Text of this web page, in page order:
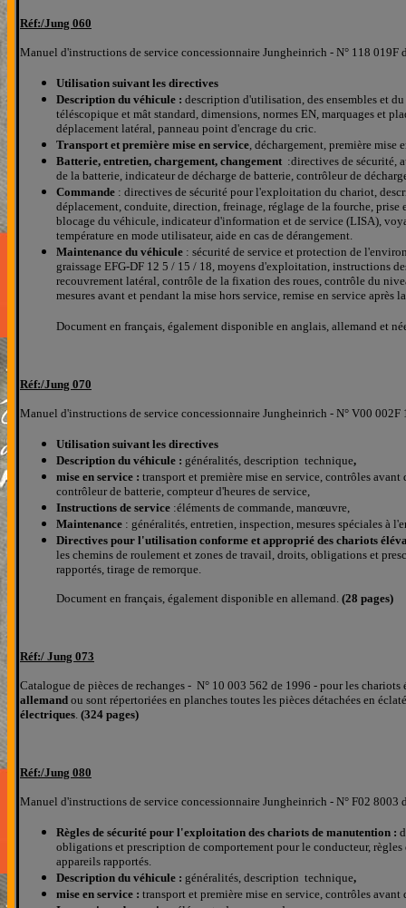
Réf:/Jung 060
Manuel d'instructions de service concessionnaire Jungheinrich - N° 118 019F
Utilisation suivant les directives
Description du véhicule : description d'utilisation, des ensembles et
téléscopique et mât standard, dimensions, normes EN, marquages et
déplacement latéral, panneau point d'encrage du cric.
Transport et première mise en service, déchargement, première mise
Batterie, entretien, chargement, changement :directives de sécurité,
de la batterie, indicateur de décharge de batterie, contrôleur de
Commande : directives de sécurité pour l'exploitation du chariot,
déplacement, conduite, direction, freinage, réglage de la fourche,
blocage du véhicule, indicateur d'information et de service (LISA),
température en mode utilisateur, aide en cas de dérangement.
Maintenance du véhicule : sécurité de service et protection de
graissage EFG-DF 12 5 / 15 / 18, moyens d'exploitation, instructions
recouvrement latéral, contrôle de la fixation des roues, contrôle du
mesures avant et pendant la mise hors service, remise en service
Document en français, également disponible en anglais, allemand et
Réf:/Jung 070
Manuel d'instructions de service concessionnaire Jungheinrich - N° V00 002F
Utilisation suivant les directives
Description du véhicule : généralités, description technique,
mise en service : transport et première mise en service, contrôles
contrôleur de batterie, compteur d'heures de service,
Instructions de service :éléments de commande, manœuvre,
Maintenance : généralités, entretien, inspection, mesures spéciales à
Directives pour l'utilisation conforme et approprié des chariots
les chemins de roulement et zones de travail, droits, obligations et
rapportés, tirage de remorque.
Document en français, également disponible en allemand. (28 pages)
Réf:/ Jung 073
Catalogue de pièces de rechanges - N° 10 003 562 de 1996 - pour les chariots
allemand ou sont répertoriées en planches toutes les pièces détachées en
électriques. (324 pages)
Réf:/Jung 080
Manuel d'instructions de service concessionnaire Jungheinrich - N° F02 8003
Règles de sécurité pour l'exploitation des chariots de manutention :
obligations et prescription de comportement pour le conducteur,
appareils rapportés.
Description du véhicule : généralités, description technique,
mise en service : transport et première mise en service, contrôles